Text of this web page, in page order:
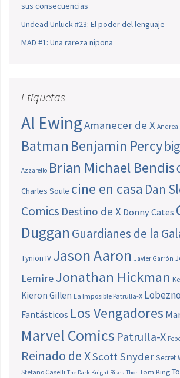
sus consecuencias
Undead Unluck #23: El poder del lenguaje
MAD #1: Una rareza nipona
Etiquetas
Al EwingAmanecer de X
Batman Benjamin Percy
Azzarello Brian Michael Bendis
Charles Soule cine en casa Dan
Comics Destino de X Donny Cates
Duggan Guardianes de la
Tynion IV Jason Aaron Javier Garrón
LemireJonathan Hickman
Kieron Gillen La Imposible Patrulla-X Lobezno
Fantásticos Los Vengadores
Marvel Comics Patrulla-X
Reinado de XScott SnyderSecret
Stefano Caselli The Dark Knight Rises Thor Tom King